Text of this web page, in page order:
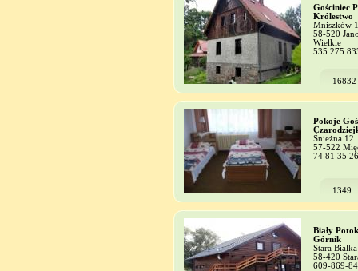
Gościniec
Królestwo
Mniszków
58-520
Wielkie
535 275
16832
Pokoje
Śnieżna 12
57-522
74 81 35
1349
Biały
Górnik
Stara
58-420
609-869-